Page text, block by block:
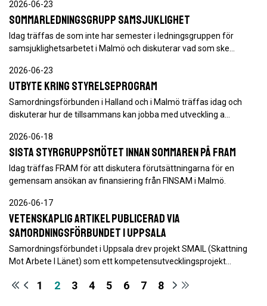
2026-06-23
Sommarledningsgrupp samsjuklighet
Idag träffas de som inte har semester i ledningsgruppen för
samsjuklighetsarbetet i Malmö och diskuterar vad som ske…
2026-06-23
Utbyte kring styrelseprogram
Samordningsförbunden i Halland och i Malmö träffas idag och
diskuterar hur de tillsammans kan jobba med utveckling a…
2026-06-18
Sista styrgruppsmötet innan sommaren på FRAM
Idag träffas FRAM för att diskutera förutsättningarna för en
gemensam ansökan av finansiering från FINSAM i Malmö.
2026-06-17
Vetenskaplig artikel publicerad via
Samordningsförbundet i Uppsala
Samordningsförbundet i Uppsala drev projekt SMAIL (Skattning
Mot Arbete I Länet) som ett kompetensutvecklingsprojekt…
1 2 3 4 5 6 7 8